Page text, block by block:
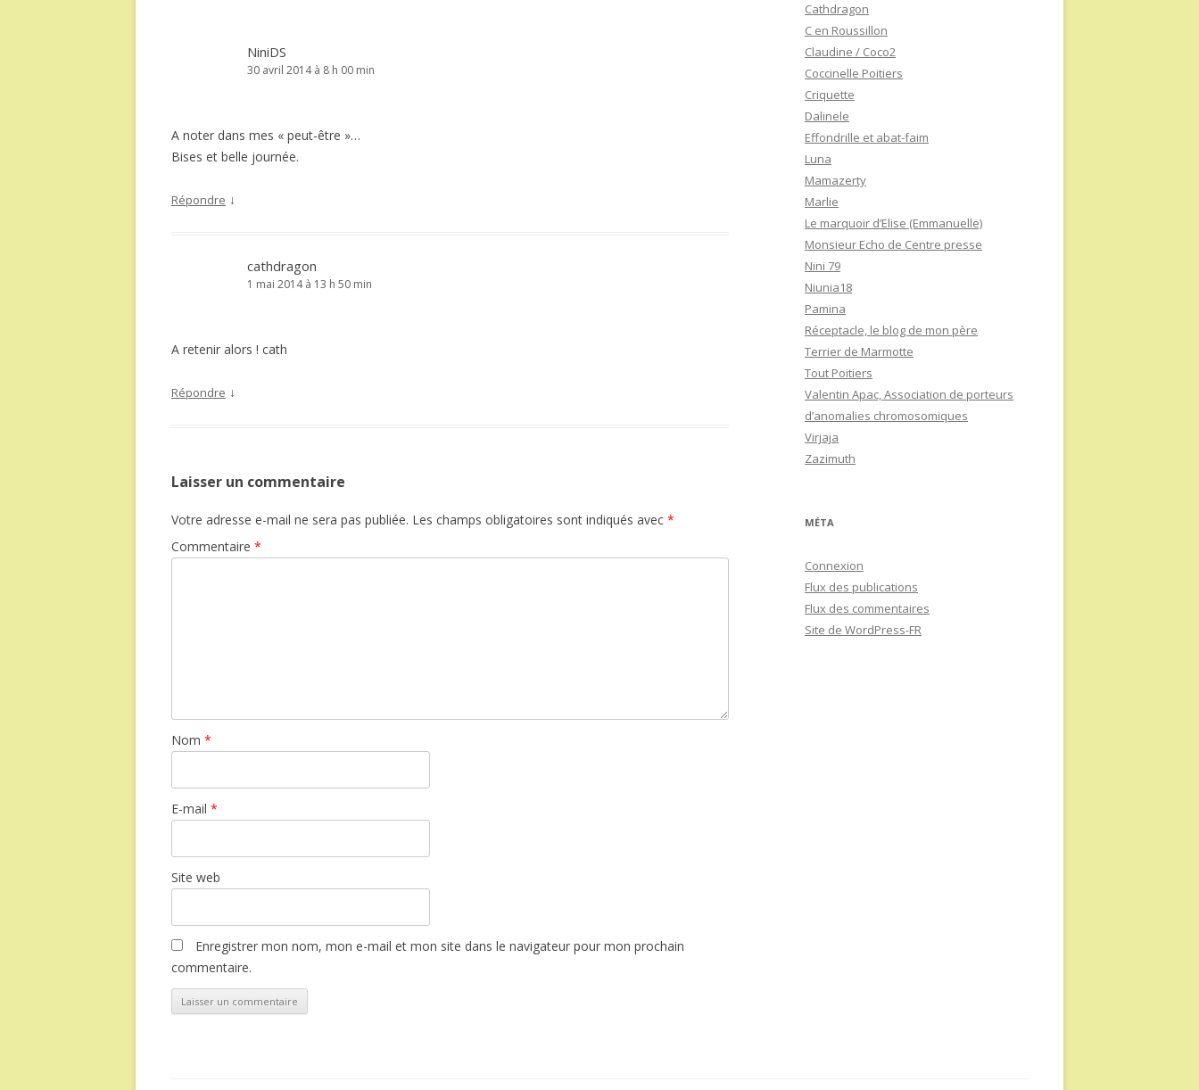
NiniDS
30 avril 2014 à 8 h 00 min
A noter dans mes « peut-être »…
Bises et belle journée.
Répondre ↓
cathdragon
1 mai 2014 à 13 h 50 min
A retenir alors ! cath
Répondre ↓
Laisser un commentaire
Votre adresse e-mail ne sera pas publiée. Les champs obligatoires sont indiqués avec *
Commentaire *
Nom *
E-mail *
Site web
Enregistrer mon nom, mon e-mail et mon site dans le navigateur pour mon prochain
commentaire.
Cathdragon
C en Roussillon
Claudine / Coco2
Coccinelle Poitiers
Criquette
Dalinele
Effondrille et abat-faim
Luna
Mamazerty
Marlie
Le marquoir d’Elise (Emmanuelle)
Monsieur Echo de Centre presse
Nini 79
Niunia18
Pamina
Réceptacle, le blog de mon père
Terrier de Marmotte
Tout Poitiers
Valentin Apac, Association de porteurs
d’anomalies chromosomiques
Virjaja
Zazimuth
MÉTA
Connexion
Flux des publications
Flux des commentaires
Site de WordPress-FR